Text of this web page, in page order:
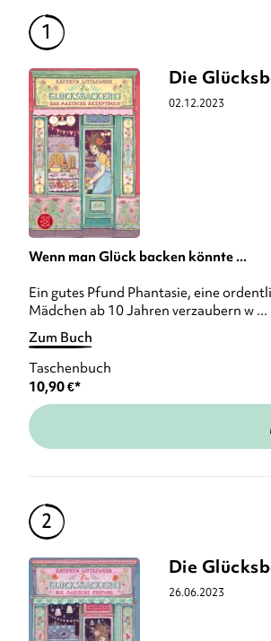
Die
02.12.2023
Wenn man Glück backen könnte ...
Ein gutes Pfund Phantasie, eine
Mädchen ab 10 Jahren verzaubern w ...
Zum Buch
Taschenbuch
10,90€*
Die
26.06.2023